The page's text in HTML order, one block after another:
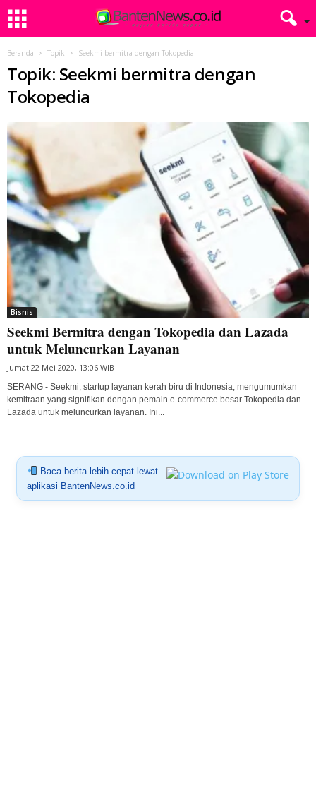
Beranda Topik Seekmi bermitra dengan Tokopedia
Topik: Seekmi bermitra dengan
Tokopedia
Bisnis
Seekmi Bermitra dengan Tokopedia dan Lazada
untuk Meluncurkan Layanan
Jumat 22 Mei 2020, 13:06 WIB
SERANG - Seekmi, startup layanan kerah biru di Indonesia, mengumumkan
kemitraan yang signifikan dengan pemain e-commerce besar Tokopedia dan
Lazada untuk meluncurkan layanan. Ini...
Baca berita lebih cepat lewat
aplikasi BantenNews.co.id